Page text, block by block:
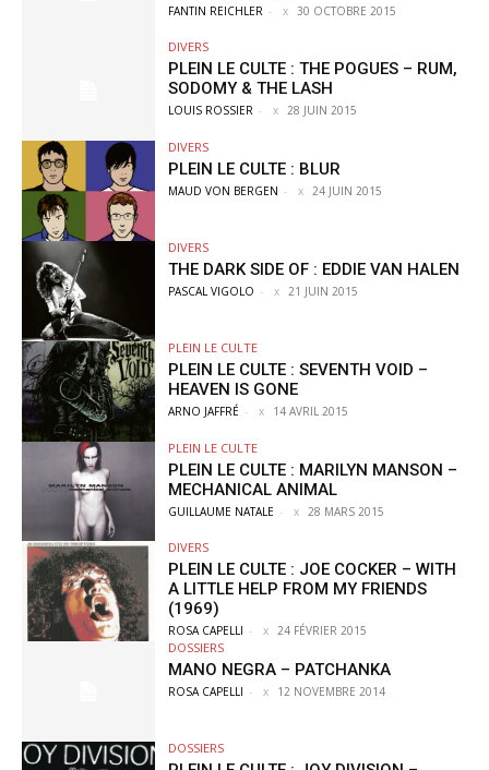
FANTIN REICHLER - 30 OCTOBRE 2015
DIVERS
PLEIN LE CULTE : THE POGUES – RUM,
SODOMY & THE LASH
LOUIS ROSSIER - 28 JUIN 2015
DIVERS
PLEIN LE CULTE : BLUR
MAUD VON BERGEN - 24 JUIN 2015
DIVERS
THE DARK SIDE OF : EDDIE VAN HALEN
PASCAL VIGOLO - 21 JUIN 2015
PLEIN LE CULTE
PLEIN LE CULTE : SEVENTH VOID –
HEAVEN IS GONE
ARNO JAFFRÉ - 14 AVRIL 2015
PLEIN LE CULTE
PLEIN LE CULTE : MARILYN MANSON –
MECHANICAL ANIMAL
GUILLAUME NATALE - 28 MARS 2015
DIVERS
PLEIN LE CULTE : JOE COCKER – WITH
A LITTLE HELP FROM MY FRIENDS
(1969)
ROSA CAPELLI - 24 FÉVRIER 2015
DOSSIERS
MANO NEGRA – PATCHANKA
ROSA CAPELLI - 12 NOVEMBRE 2014
DOSSIERS